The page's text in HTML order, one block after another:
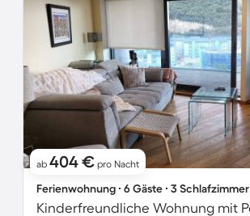
ab 404 € pro Nacht
Ferienwohnung ∙ 6 Gäste ∙ 3 Schlafzimmer